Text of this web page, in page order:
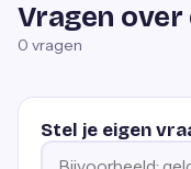
Vragen
0 vragen
Stel je eigen